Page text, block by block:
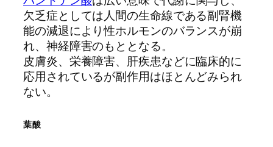
欠乏症としては人間の生命線である副腎機
能の減退により性ホルモンのバランスが崩
れ、神経障害のもととなる。
皮膚炎、栄養障害、肝疾患などに臨床的に
応用されているが副作用はほとんどみられ
ない。
葉酸